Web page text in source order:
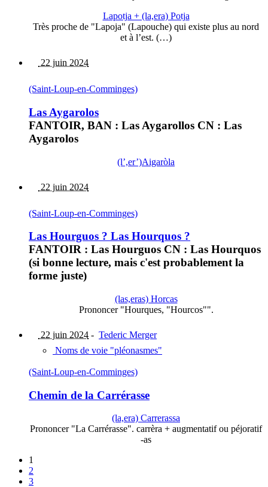
Lapotja + (la,era) Potja
Très proche de "Lapoja" (Lapouche) qui existe plus au nord
et à l’est. (…)
22 juin 2024
(Saint-Loup-en-Comminges)
Las Aygarolos
FANTOIR, BAN : Las Aygarollos CN : Las
Aygarolos
(l’,er’)Aigaròla
22 juin 2024
(Saint-Loup-en-Comminges)
Las Hourguos ? Las Hourquos ?
FANTOIR : Las Hourguos CN : Las Hourquos
(si bonne lecture, mais c'est probablement la
forme juste)
(las,eras) Horcas
Prononcer "Hourques, "Hourcos"".
22 juin 2024 - Tederic Merger
Noms de voie "pléonasmes"
(Saint-Loup-en-Comminges)
Chemin de la Carrérasse
(la,era) Carrerassa
Prononcer "La Carrérasse". carrèra + augmentatif ou péjoratif
-as
1
2
3